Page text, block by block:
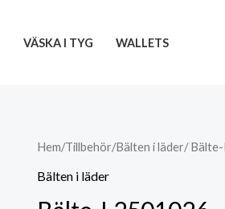
VÄSKA I TYG WALLETS
Hem/Tillbehör/Bälten i läder/
Bälten i läder